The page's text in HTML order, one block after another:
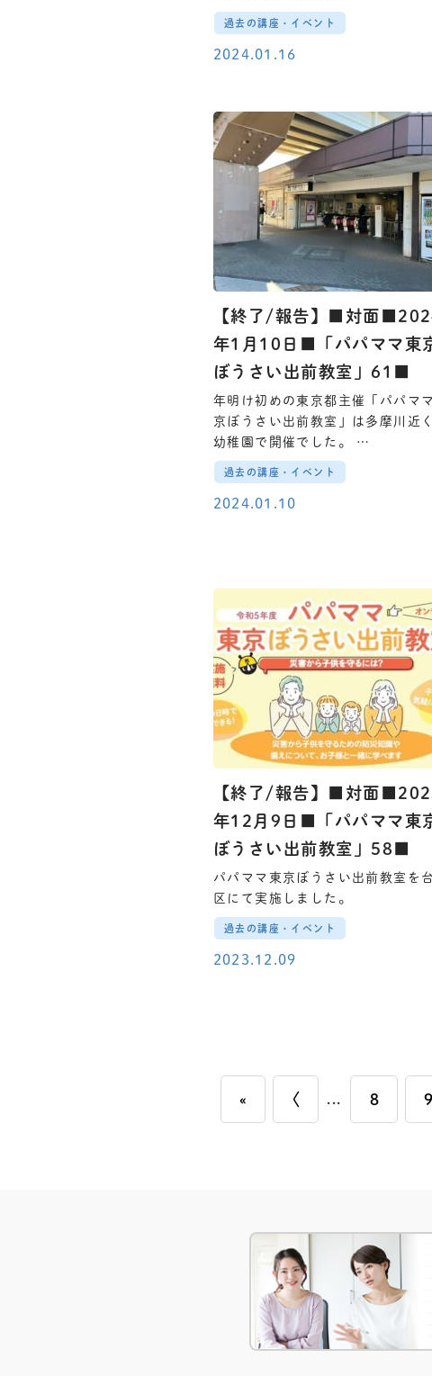
過去の講座・イベント
2024.01.16
【終了/報告】■対面
年1月10日■「パパママ東
ぼうさい出前教室」61■
年明け初めの東京都主催「パパマ
京ぼうさい出前教室」は多摩川近
幼稚園で開催でした。 …
過去の講座・イベント
2024.01.10
【終了/報告】■対面
年12月9日■「パパママ東
ぼうさい出前教室」58■
パパママ東京ぼうさい出前教室を
区にて実施しました。
過去の講座・イベント
2023.12.09
« 〈 ... 8 9